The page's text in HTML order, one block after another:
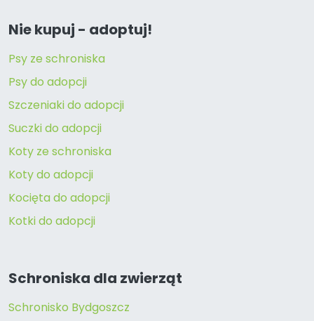
Nie kupuj - adoptuj!
Psy ze schroniska
Psy do adopcji
Szczeniaki do adopcji
Suczki do adopcji
Koty ze schroniska
Koty do adopcji
Kocięta do adopcji
Kotki do adopcji
Schroniska dla zwierząt
Schronisko Bydgoszcz